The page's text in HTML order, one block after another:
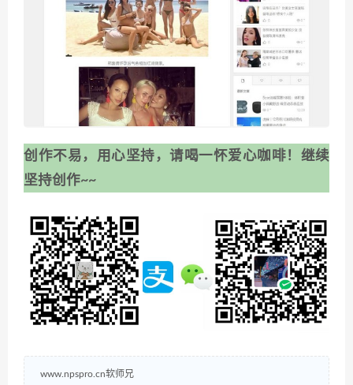
创作不易，用心坚持，请喝一怀爱心咖啡！继续
坚持创作~~
www.npspro.cn软师兄